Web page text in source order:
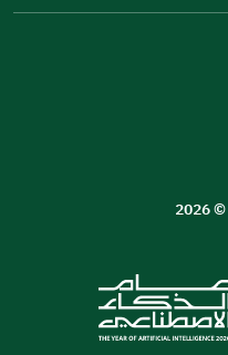
©
2026